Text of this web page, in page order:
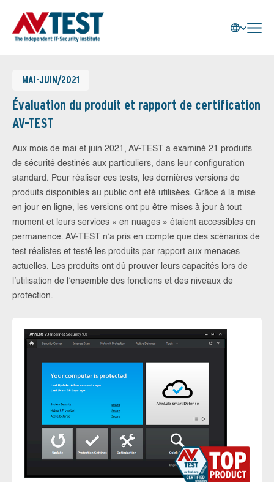
MAI-JUIN/2021
Évaluation du produit et rapport de certification
AV-TEST
Aux mois de mai et juin 2021, AV-TEST a examiné 21 produits
de sécurité destinés aux particuliers, dans leur configuration
standard. Pour réaliser ces tests, les dernières versions de
produits disponibles au public ont été utilisées. Grâce à la mise
en jour en ligne, les versions ont pu être mises à jour à tout
moment et leurs services « en nuages » étaient accessibles en
permanence. AV-TEST n’a pris en compte que des scénarios de
test réalistes et testé les produits par rapport aux menaces
actuelles. Les produits ont dû prouver leurs capacités lors de
l’utilisation de l’ensemble des fonctions et des niveaux de
protection.